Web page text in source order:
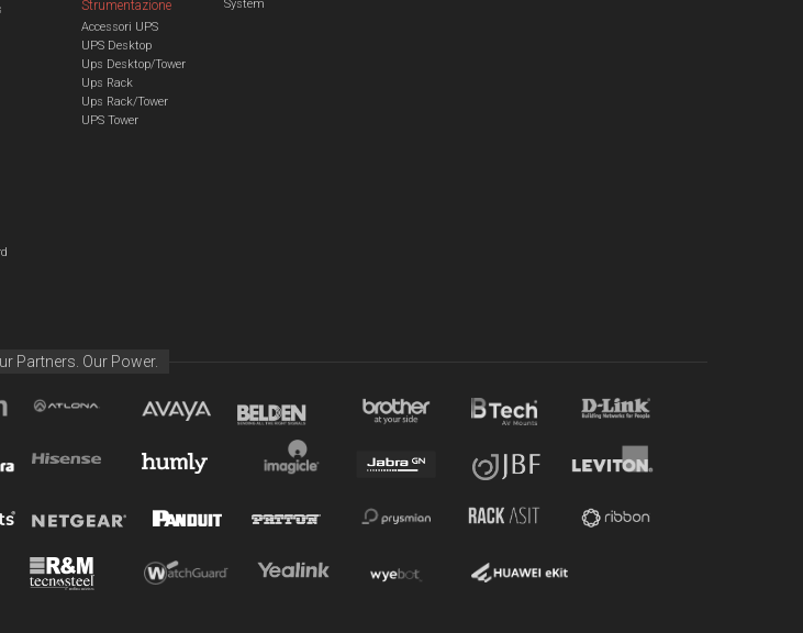
Strumentazione
Accessori UPS
UPS Desktop
Ups Desktop/Tower
Ups Rack
Ups Rack/Tower
UPS Tower
System